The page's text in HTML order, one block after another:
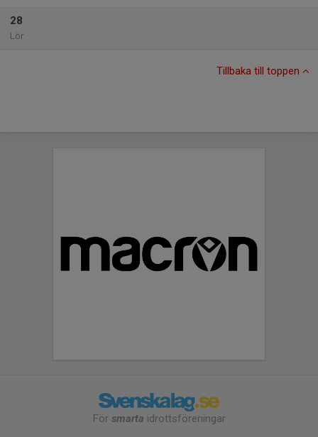
28
Lör
Tillbaka till toppen
För smarta idrottsföreningar